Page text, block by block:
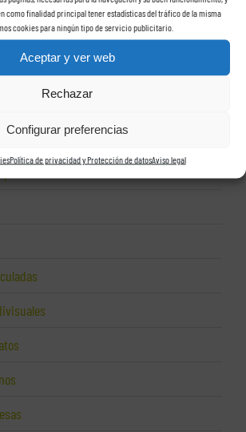
como finalidad principal tener estadísticas del tráfico de la misma
cookies para ningún tipo de servicio publicitario.
Aceptar y ver web
Rechazar
Configurar preferencias
Política de privacidad y Protección de datosAviso legal
empresas